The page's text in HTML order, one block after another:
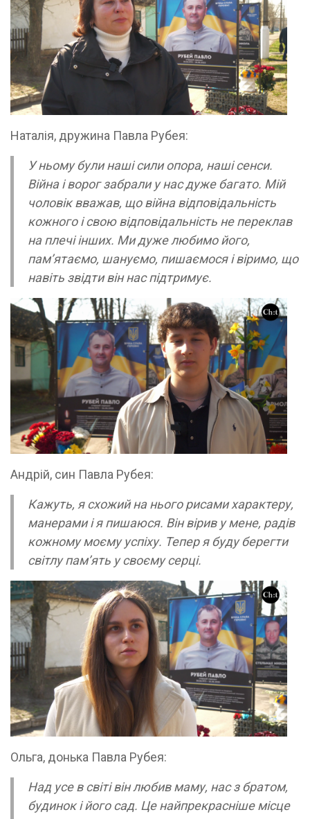
Наталія, дружина Павла Рубея:
У ньому були наші сили опора, наші сенси.
Війна і ворог забрали у нас дуже багато. Мій
чоловік вважав, що війна відповідальність
кожного і свою відповідальність не переклав
на плечі інших. Ми дуже любимо його,
пам’ятаємо, шануємо, пишаємося і віримо, що
навіть звідти він нас підтримує.
Андрій, син Павла Рубея:
Кажуть, я схожий на нього рисами характеру,
манерами і я пишаюся. Він вірив у мене, радів
кожному моєму успіху. Тепер я буду берегти
світлу пам’ять у своєму серці.
Ольга, донька Павла Рубея:
Над усе в світі він любив маму, нас з братом,
будинок і його сад. Це найпрекрасніше місце